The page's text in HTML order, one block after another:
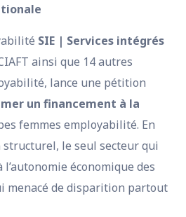
SIE | Services intégrés
ainsi que 14 autres
lance une pétition
un financement à la
femmes employabilité. En
structurel, le seul secteur qui
économique des
menacé de disparition partout